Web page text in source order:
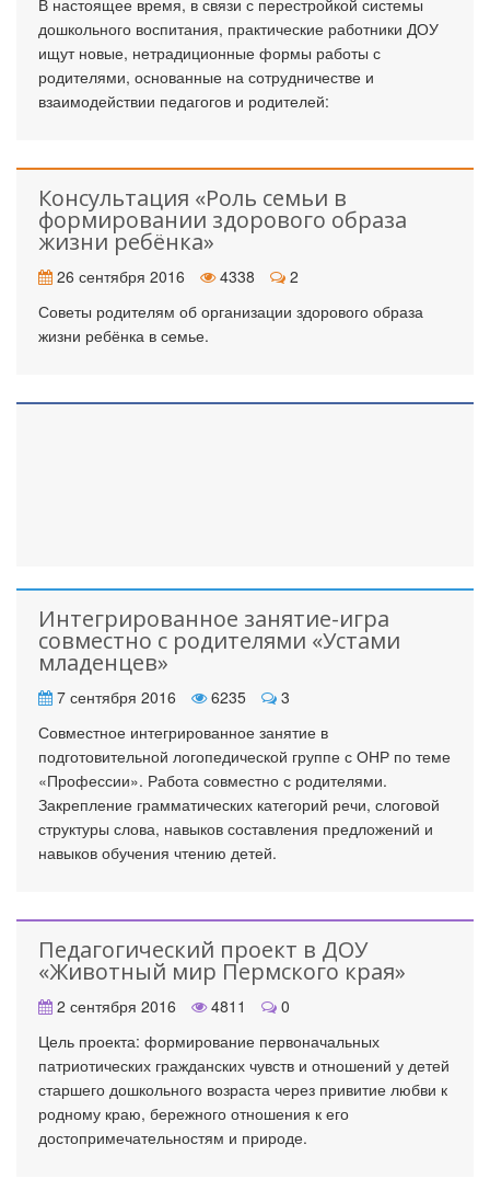
В настоящее время, в связи с перестройкой системы
дошкольного воспитания, практические работники ДОУ
ищут новые, нетрадиционные формы работы с
родителями, основанные на сотрудничестве и
взаимодействии педагогов и родителей:
Консультация «Роль семьи в
формировании здорового образа
жизни ребёнка»
26 сентября 2016 4338
2
Советы родителям об организации здорового образа
жизни ребёнка в семье.
Интегрированное занятие-игра
совместно с родителями «Устами
младенцев»
7 сентября 2016 6235
3
Совместное интегрированное занятие в
подготовительной логопедической группе с ОНР по теме
«Профессии». Работа совместно с родителями.
Закрепление грамматических категорий речи, слоговой
структуры слова, навыков составления предложений и
навыков обучения чтению детей.
Педагогический проект в ДОУ
«Животный мир Пермского края»
2 сентября 2016 4811
0
Цель проекта: формирование первоначальных
патриотических гражданских чувств и отношений у детей
старшего дошкольного возраста через привитие любви к
родному краю, бережного отношения к его
достопримечательностям и природе.